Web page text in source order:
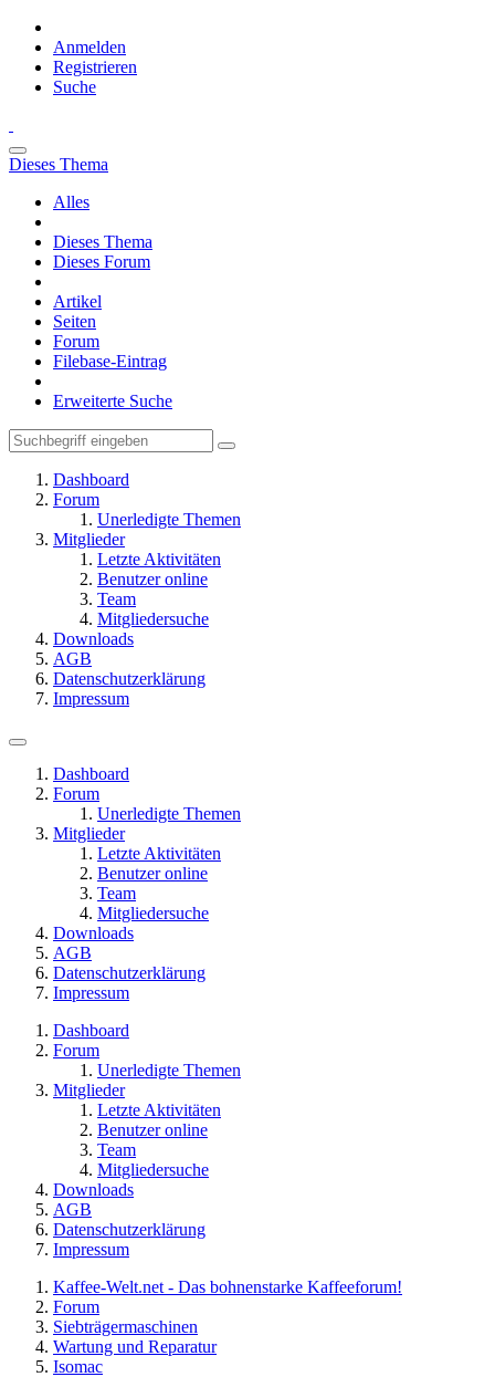
Anmelden
Registrieren
Suche
Dieses Thema
Alles
Dieses Thema
Dieses Forum
Artikel
Seiten
Forum
Filebase-Eintrag
Erweiterte Suche
Dashboard
Forum
Unerledigte Themen
Mitglieder
Letzte Aktivitäten
Benutzer online
Team
Mitgliedersuche
Downloads
AGB
Datenschutzerklärung
Impressum
Dashboard
Forum
Unerledigte Themen
Mitglieder
Letzte Aktivitäten
Benutzer online
Team
Mitgliedersuche
Downloads
AGB
Datenschutzerklärung
Impressum
Dashboard
Forum
Unerledigte Themen
Mitglieder
Letzte Aktivitäten
Benutzer online
Team
Mitgliedersuche
Downloads
AGB
Datenschutzerklärung
Impressum
Kaffee-Welt.net - Das bohnenstarke Kaffeeforum!
Forum
Siebträgermaschinen
Wartung und Reparatur
Isomac